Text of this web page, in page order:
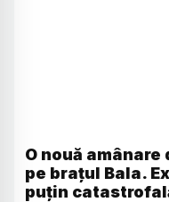
O nouă
pe brațul Bala.
puțin